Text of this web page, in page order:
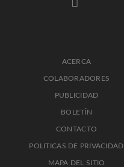
ACERCA
COLABORADORES
PUBLICIDAD
BOLETÍN
CONTACTO
POLITICAS DE PRIVACIDAD
MAPA DEL SITIO